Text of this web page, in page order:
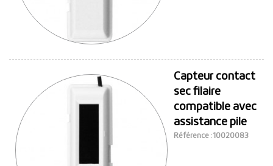
Capteur contact
sec filaire
compatible avec
assistance pile
Référence : 10020083